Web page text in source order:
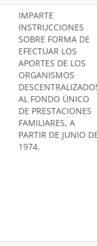
IMPARTE
INSTRUCCIONES
SOBRE FORMA DE
EFECTUAR LOS
APORTES DE LOS
ORGANISMOS
AL FONDO ÚNICO
DE PRESTACIONES
FAMILIARES, A
PARTIR DE JUNIO
1974.